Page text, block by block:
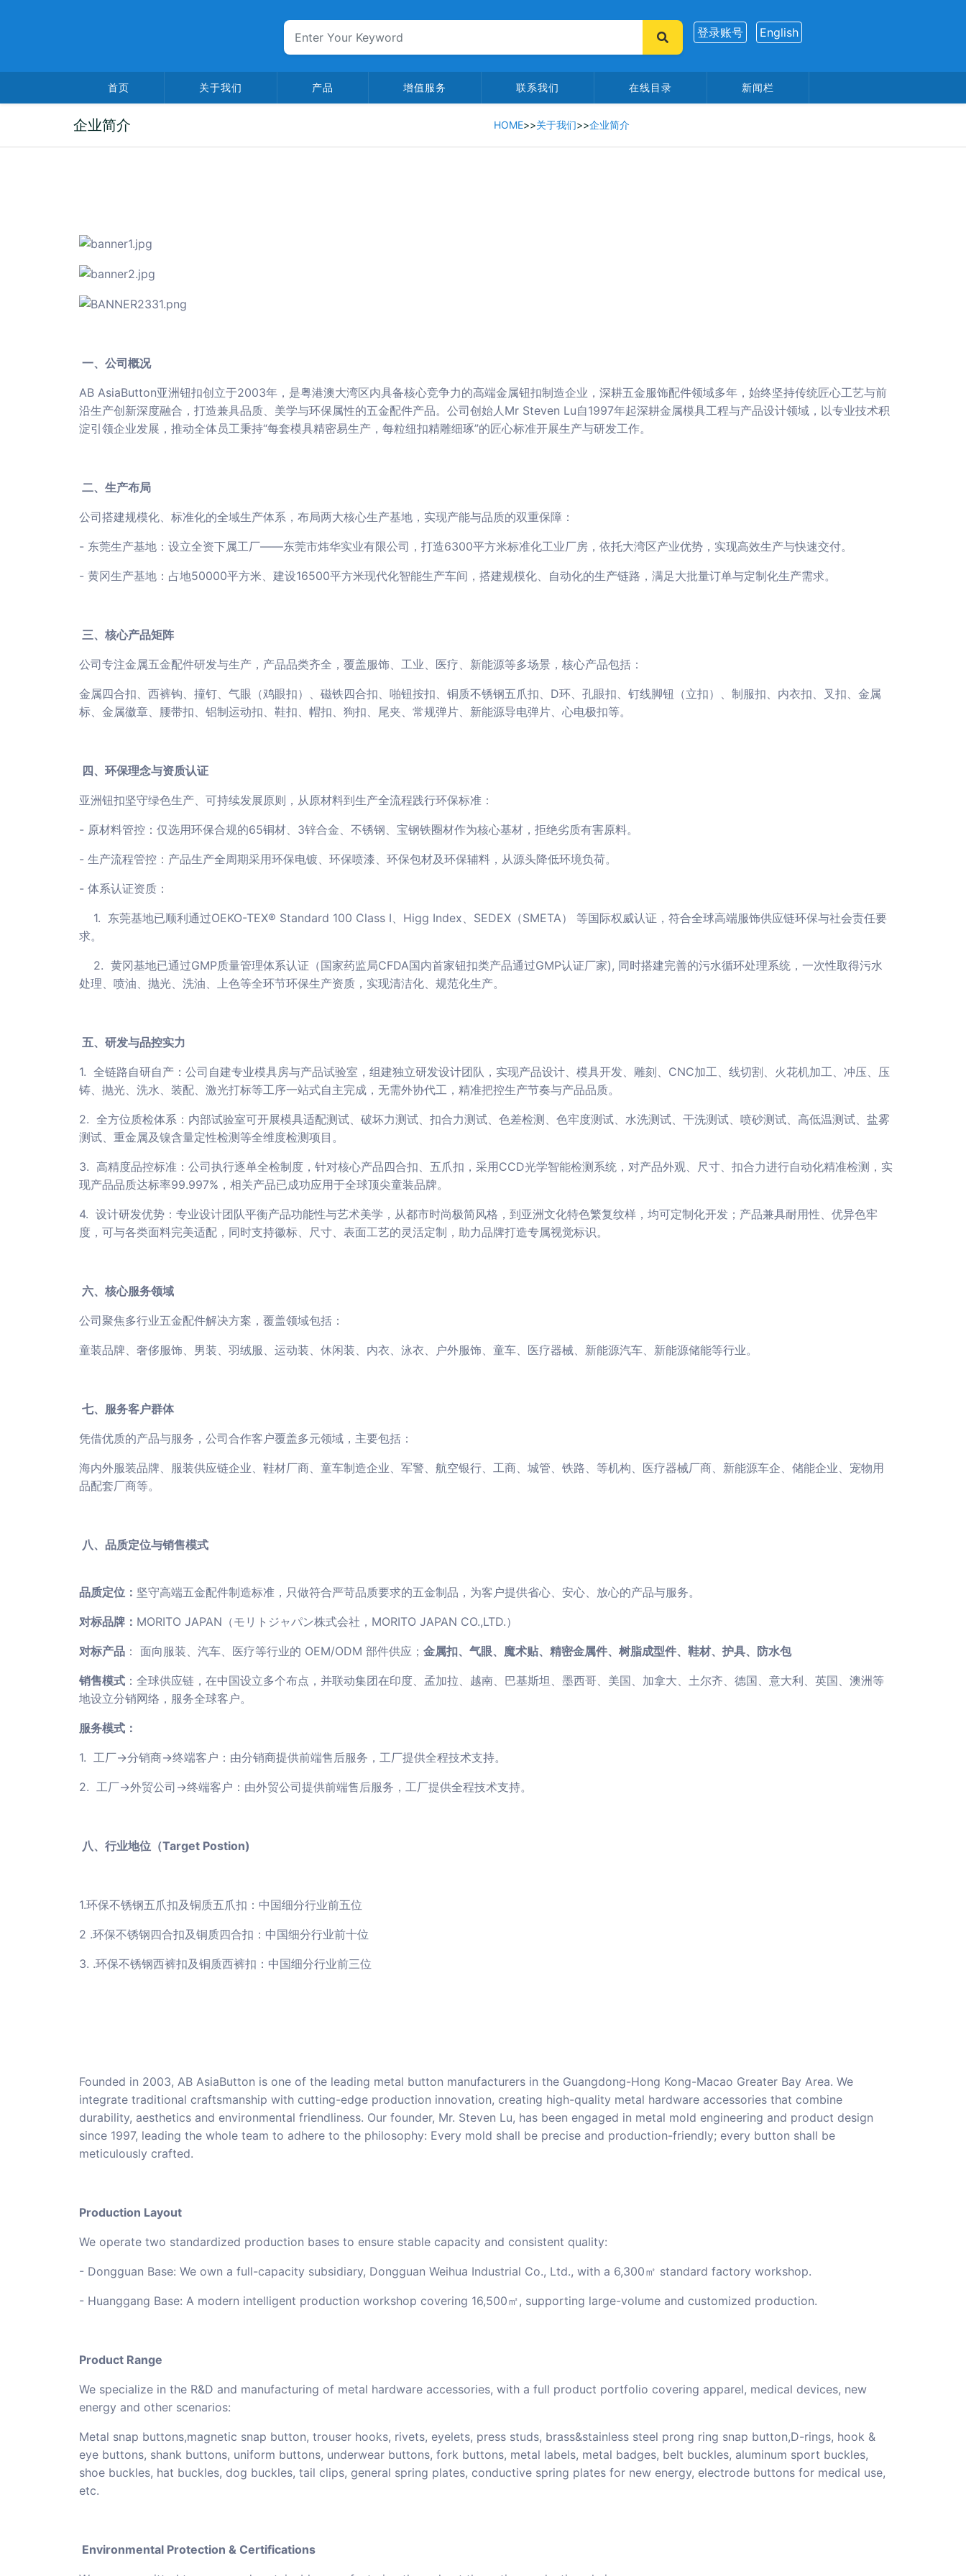
登录账号 English
首页 关于我们 产品 增值服务 联系我们 在线目录 新闻栏
企业简介 HOME>>关于我们>>企业简介
一、公司概况
AB AsiaButton亚洲钮扣创立于2003年，是粤港澳大湾区内具备核心竞争力的高端金属钮扣制造企业，深耕五金服饰配件领域多年，始终坚持传统匠心工艺与前
沿生产创新深度融合，打造兼具品质、美学与环保属性的五金配件产品。公司创始人Mr Steven Lu自1997年起深耕金属模具工程与产品设计领域，以专业技术积
淀引领企业发展，推动全体员工秉持“每套模具精密易生产，每粒纽扣精雕细琢”的匠心标准开展生产与研发工作。
二、生产布局
公司搭建规模化、标准化的全域生产体系，布局两大核心生产基地，实现产能与品质的双重保障：
- 东莞生产基地：设立全资下属工厂——东莞市炜华实业有限公司，打造6300平方米标准化工业厂房，依托大湾区产业优势，实现高效生产与快速交付。
- 黄冈生产基地：占地50000平方米、建设16500平方米现代化智能生产车间，搭建规模化、自动化的生产链路，满足大批量订单与定制化生产需求。
三、核心产品矩阵
公司专注金属五金配件研发与生产，产品品类齐全，覆盖服饰、工业、医疗、新能源等多场景，核心产品包括：
金属四合扣、西裤钩、撞钉、气眼（鸡眼扣）、磁铁四合扣、啪钮按扣、铜质不锈钢五爪扣、D环、孔眼扣、钉线脚钮（立扣）、制服扣、内衣扣、叉扣、金属
标、金属徽章、腰带扣、铝制运动扣、鞋扣、帽扣、狗扣、尾夹、常规弹片、新能源导电弹片、心电极扣等。
四、环保理念与资质认证
亚洲钮扣坚守绿色生产、可持续发展原则，从原材料到生产全流程践行环保标准：
- 原材料管控：仅选用环保合规的65铜材、3锌合金、不锈钢、宝钢铁圈材作为核心基材，拒绝劣质有害原料。
- 生产流程管控：产品生产全周期采用环保电镀、环保喷漆、环保包材及环保辅料，从源头降低环境负荷。
- 体系认证资质：
1. 东莞基地已顺利通过OEKO-TEX® Standard 100 Class I、Higg Index、SEDEX（SMETA） 等国际权威认证，符合全球高端服饰供应链环保与社会责任要
求。
2. 黄冈基地已通过GMP质量管理体系认证（国家药监局CFDA国内首家钮扣类产品通过GMP认证厂家), 同时搭建完善的污水循环处理系统，一次性取得污水
处理、喷油、抛光、洗油、上色等全环节环保生产资质，实现清洁化、规范化生产。
五、研发与品控实力
1. 全链路自研自产：公司自建专业模具房与产品试验室，组建独立研发设计团队，实现产品设计、模具开发、雕刻、CNC加工、线切割、火花机加工、冲压、压
铸、抛光、洗水、装配、激光打标等工序一站式自主完成，无需外协代工，精准把控生产节奏与产品品质。
2. 全方位质检体系：内部试验室可开展模具适配测试、破坏力测试、扣合力测试、色差检测、色牢度测试、水洗测试、干洗测试、喷砂测试、高低温测试、盐雾
测试、重金属及镍含量定性检测等全维度检测项目。
3. 高精度品控标准：公司执行逐单全检制度，针对核心产品四合扣、五爪扣，采用CCD光学智能检测系统，对产品外观、尺寸、扣合力进行自动化精准检测，实
现产品品质达标率99.997%，相关产品已成功应用于全球顶尖童装品牌。
4. 设计研发优势：专业设计团队平衡产品功能性与艺术美学，从都市时尚极简风格，到亚洲文化特色繁复纹样，均可定制化开发；产品兼具耐用性、优异色牢
度，可与各类面料完美适配，同时支持徽标、尺寸、表面工艺的灵活定制，助力品牌打造专属视觉标识。
六、核心服务领域
公司聚焦多行业五金配件解决方案，覆盖领域包括：
童装品牌、奢侈服饰、男装、羽绒服、运动装、休闲装、内衣、泳衣、户外服饰、童车、医疗器械、新能源汽车、新能源储能等行业。
七、服务客户群体
凭借优质的产品与服务，公司合作客户覆盖多元领域，主要包括：
海内外服装品牌、服装供应链企业、鞋材厂商、童车制造企业、军警、航空银行、工商、城管、铁路、等机构、医疗器械厂商、新能源车企、储能企业、宠物用
品配套厂商等。
八、品质定位与销售模式
品质定位： 坚守高端五金配件制造标准，只做符合严苛品质要求的五金制品，为客户提供省心、安心、放心的产品与服务。
对标品牌： MORITO JAPAN（モリトジャパン株式会社，MORITO JAPAN CO.,LTD.）
对标产品 ： 面向服装、汽车、医疗等行业的 OEM/ODM 部件供应； 金属扣、气眼、魔术贴、精密金属件、树脂成型件、鞋材、护具、防水包
销售模式 ：全球供应链，在中国设立多个布点，并联动集团在印度、孟加拉、越南、巴基斯坦、墨西哥、美国、加拿大、土尔齐、德国、意大利、英国、澳洲等
地设立分销网络，服务全球客户。
服务模式：
1. 工厂→分销商→终端客户：由分销商提供前端售后服务，工厂提供全程技术支持。
2. 工厂→外贸公司→终端客户：由外贸公司提供前端售后服务，工厂提供全程技术支持。
八、行业地位（Target Postion)
1.环保不锈钢五爪扣及铜质五爪扣：中国细分行业前五位
2 .环保不锈钢四合扣及铜质四合扣：中国细分行业前十位
3. .环保不锈钢西裤扣及铜质西裤扣：中国细分行业前三位
Founded in 2003, AB AsiaButton is one of the leading metal button manufacturers in the Guangdong-Hong Kong-Macao Greater Bay Area. We
integrate traditional craftsmanship with cutting-edge production innovation, creating high-quality metal hardware accessories that combine
durability, aesthetics and environmental friendliness. Our founder, Mr. Steven Lu, has been engaged in metal mold engineering and product design
since 1997, leading the whole team to adhere to the philosophy: Every mold shall be precise and production-friendly; every button shall be
meticulously crafted.
Production Layout
We operate two standardized production bases to ensure stable capacity and consistent quality:
- Dongguan Base: We own a full-capacity subsidiary, Dongguan Weihua Industrial Co., Ltd., with a 6,300㎡ standard factory workshop.
- Huanggang Base: A modern intelligent production workshop covering 16,500㎡, supporting large-volume and customized production.
Product Range
We specialize in the R&D and manufacturing of metal hardware accessories, with a full product portfolio covering apparel, medical devices, new
energy and other scenarios:
Metal snap buttons,magnetic snap button, trouser hooks, rivets, eyelets, press studs, brass&stainless steel prong ring snap button,D-rings, hook &
eye buttons, shank buttons, uniform buttons, underwear buttons, fork buttons, metal labels, metal badges, belt buckles, aluminum sport buckles,
shoe buckles, hat buckles, dog buckles, tail clips, general spring plates, conductive spring plates for new energy, electrode buttons for medical use,
etc.
Environmental Protection & Certifications